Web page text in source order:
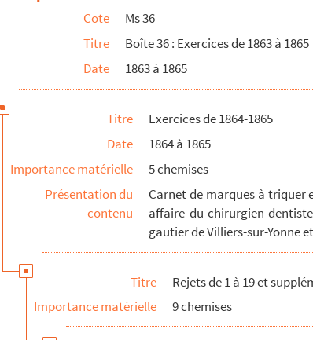
rivières, indemnités de tricages et récapitulation...
Cote
Ms 36
Titre
Boîte 36 : Exercices de 1863 à 1865
Date
1863 à 1865
Titre
Exercices de 1864-1865
Date
1864 à 1865
Importance matérielle
5 chemises
Présentation du
contenu
Carnet de marques à triquer
affaire du chirurgien-
gautier de Villiers-sur-Yonne
Titre
Rejets de 1 à 19 et
Importance matérielle
9 chemises